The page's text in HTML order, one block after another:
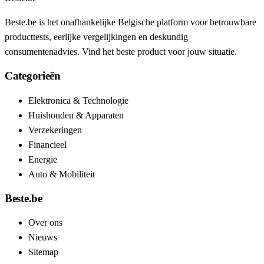
Beste.be is het onafhankelijke Belgische platform voor betrouwbare
producttests, eerlijke vergelijkingen en deskundig
consumentenadvies. Vind het beste product voor jouw situatie.
Categorieën
Elektronica & Technologie
Huishouden & Apparaten
Verzekeringen
Financieel
Energie
Auto & Mobiliteit
Beste.be
Over ons
Nieuws
Sitemap